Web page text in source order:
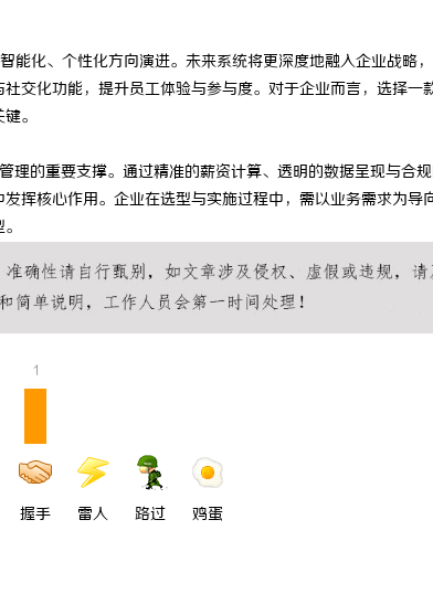
能化、个性化方向演进。未来系统将更深度地融入企业战略
交化功能，提升员工体验与参与度。对于企业而言，选择一
。
理的重要支撑。通过精准的薪资计算、透明的数据呈现与合
挥核心作用。企业在选型与实施过程中，需以业务需求为导
1
握手 雷人 路过 鸡蛋